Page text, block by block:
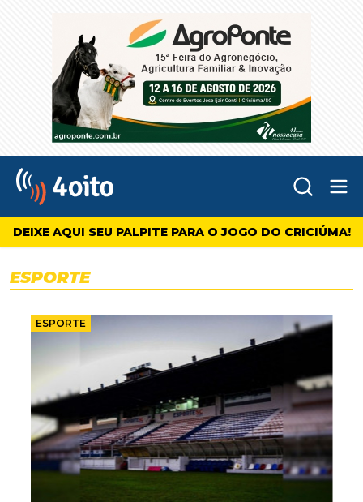
4oito
DEIXE AQUI SEU PALPITE PARA O JOGO DO CRICIÚMA!
ESPORTE
ESPORTE